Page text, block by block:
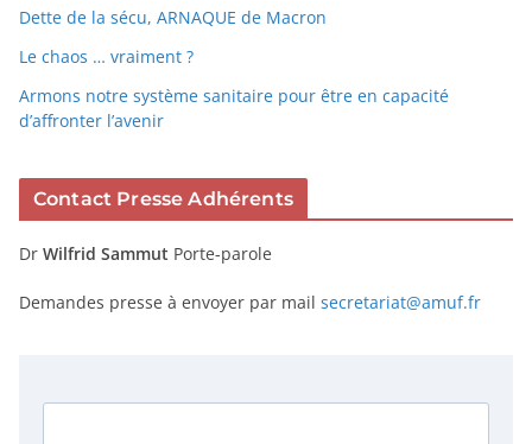
Dette de la sécu, ARNAQUE de Macron
Le chaos … vraiment ?
Armons notre système sanitaire pour être en capacité
d’affronter l’avenir
Contact Presse Adhérents
Dr Wilfrid Sammut Porte-parole
Demandes presse à envoyer par mail secretariat@amuf.fr